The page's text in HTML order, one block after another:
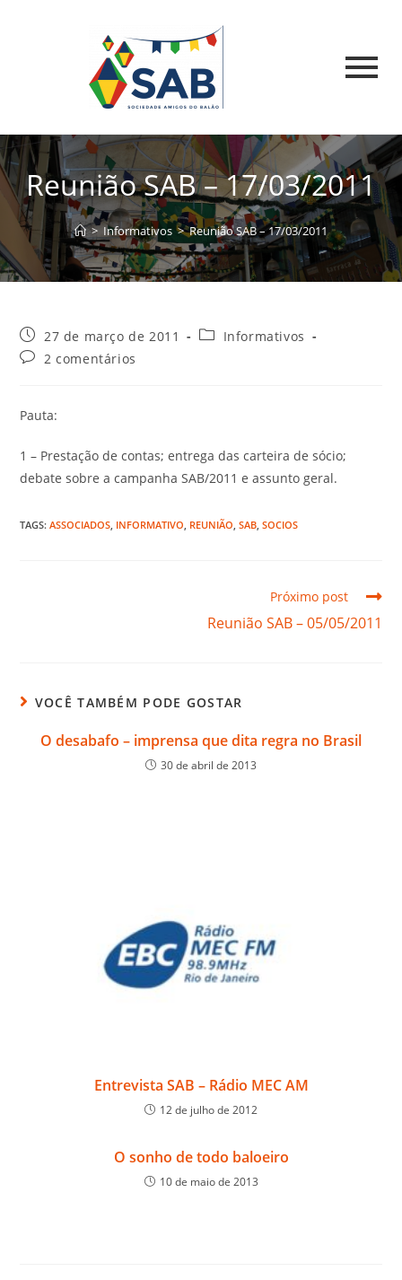
Reunião SAB – 17/03/2011
> Informativos > Reunião SAB – 17/03/2011
27 de março de 2011
Informativos
2 comentários
Pauta:
1 – Prestação de contas; entrega das carteira de sócio;
debate sobre a campanha SAB/2011 e assunto geral.
TAGS:ASSOCIADOS, INFORMATIVO, REUNIÃO, SAB, SOCIOS
Próximo post
Reunião SAB – 05/05/2011
VOCÊ TAMBÉM PODE GOSTAR
O desabafo – imprensa que dita regra no Brasil
30 de abril de 2013
Entrevista SAB – Rádio MEC AM
12 de julho de 2012
O sonho de todo baloeiro
10 de maio de 2013